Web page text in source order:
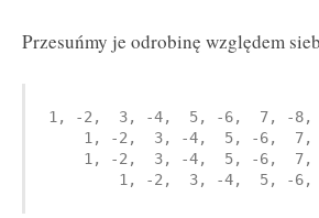
Przesuńmy je odrobinę względem
1, -2,  3, -4,  5, -6,  7, -
1, -2,  3, -4,  5, -6,  7,
1, -2,  3, -4,  5, -6,  7,